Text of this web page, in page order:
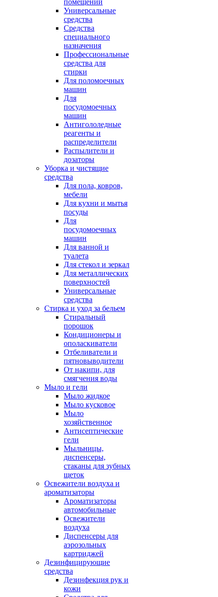
помещений
Универсальные
средства
Средства
специального
назначения
Профессиональные
средства для
стирки
Для поломоечных
машин
Для
посудомоечных
машин
Антигололедные
реагенты и
распределители
Распылители и
дозаторы
Уборка и чистящие
средства
Для пола, ковров,
мебели
Для кухни и мытья
посуды
Для
посудомоечных
машин
Для ванной и
туалета
Для стекол и зеркал
Для металлических
поверхностей
Универсальные
средства
Стирка и уход за бельем
Стиральный
порошок
Кондиционеры и
ополаскиватели
Отбеливатели и
пятновыводители
От накипи, для
смягчения воды
Мыло и гели
Мыло жидкое
Мыло кусковое
Мыло
хозяйственное
Антисептические
гели
Мыльницы,
диспенсеры,
стаканы для зубных
щеток
Освежители воздуха и
ароматизаторы
Ароматизаторы
автомобильные
Освежители
воздуха
Диспенсеры для
аэрозольных
картриджей
Дезинфицирующие
средства
Дезинфекция рук и
кожи